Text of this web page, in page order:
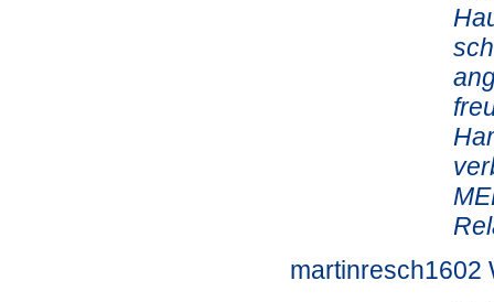
martinresch1602